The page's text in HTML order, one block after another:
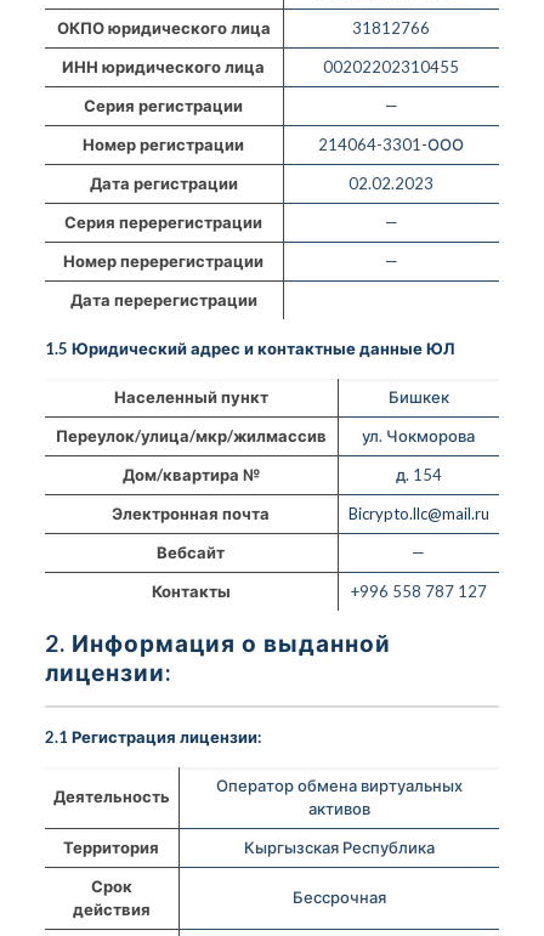
ОКПО юридического лица
31812766
ИНН юридического лица
00202202310455
Серия регистрации
—
Номер регистрации
214064-3301-ООО
Дата регистрации
02.02.2023
Серия перерегистрации
—
Номер перерегистрации
—
Дата перерегистрации
1.5 Юридический адрес и контактные данные ЮЛ
Населенный пункт
Бишкек
Переулок/улица/мкр/жилмассив
ул. Чокморова
Дом/квартира №
д. 154
Электронная почта
Bicrypto.llc@mail.ru
Вебсайт
—
Контакты
+996 558 787 127
2. Информация о выданной
лицензии:
2.1 Регистрация лицензии:
Деятельность
Оператор обмена виртуальных
активов
Территория
Кыргызская Республика
Срок
действия
Бессрочная